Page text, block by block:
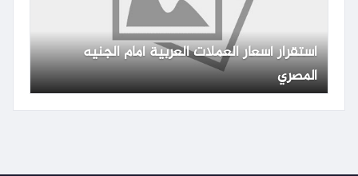
استقرار أسعار العملات العربية أمام الجنيه
المصري